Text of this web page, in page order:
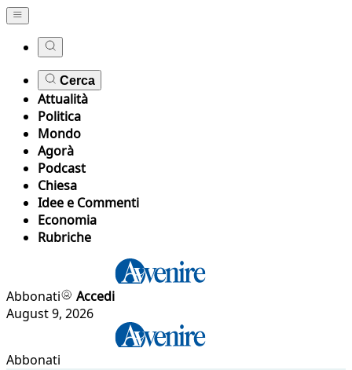
Cerca
Attualità
Politica
Mondo
Agorà
Podcast
Chiesa
Idee e Commenti
Economia
Rubriche
Abbonati
Accedi
August 9, 2026
Abbonati